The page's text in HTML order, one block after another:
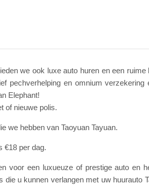
we ook luxe auto huren en een
pechverhelping en omnium
Elephant!
of nieuwe polis.
we hebben van Taoyuan Tayuan.
€18 per dag.
voor een luxueuze of prestige auto en
u kunnen verlangen met uw huurauto